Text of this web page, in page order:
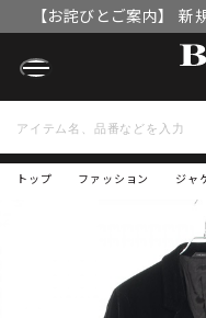
【お詫びとご案内】 新
OFFクーポ
トップ ファッション ジャ